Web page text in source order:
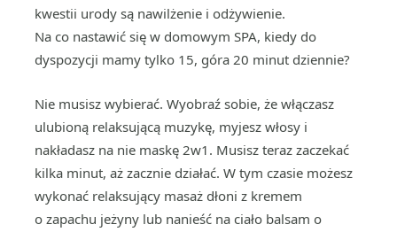
kwestii urody są nawilżenie i odżywienie.
Na co nastawić się w domowym SPA, kiedy do
dyspozycji mamy tylko 15, góra 20 minut dziennie?
Nie musisz wybierać. Wyobraź sobie, że włączasz
ulubioną relaksującą muzykę, myjesz włosy i
nakładasz na nie maskę 2w1. Musisz teraz zaczekać
kilka minut, aż zacznie działać. W tym czasie możesz
wykonać relaksujący masaż dłoni z kremem
o zapachu jeżyny lub nanieść na ciało balsam o